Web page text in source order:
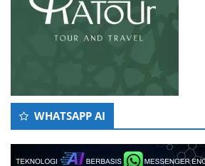
WHATSAPP AI